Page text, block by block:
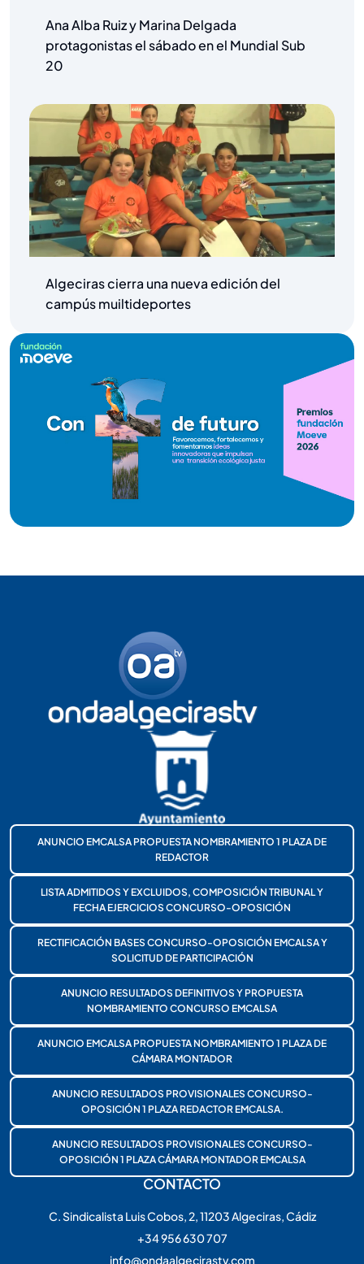
Ana Alba Ruiz y Marina Delgada
protagonistas el sábado en el Mundial Sub
20
Algeciras cierra una nueva edición del
campús muiltideportes
ANUNCIO EMCALSA PROPUESTA NOMBRAMIENTO 1 PLAZA DE
REDACTOR
LISTA ADMITIDOS Y EXCLUIDOS, COMPOSICIÓN TRIBUNAL Y
FECHA EJERCICIOS CONCURSO-OPOSICIÓN
RECTIFICACIÓN BASES CONCURSO-OPOSICIÓN EMCALSA Y
SOLICITUD DE PARTICIPACIÓN
ANUNCIO RESULTADOS DEFINITIVOS Y PROPUESTA
NOMBRAMIENTO CONCURSO EMCALSA
ANUNCIO EMCALSA PROPUESTA NOMBRAMIENTO 1 PLAZA DE
CÁMARA MONTADOR
ANUNCIO RESULTADOS PROVISIONALES CONCURSO-
OPOSICIÓN 1 PLAZA REDACTOR EMCALSA.
ANUNCIO RESULTADOS PROVISIONALES CONCURSO-
OPOSICIÓN 1 PLAZA CÁMARA MONTADOR EMCALSA
CONTACTO
C. Sindicalista Luis Cobos, 2, 11203 Algeciras, Cádiz
+34 956 630 707
info@ondaalgecirastv.com